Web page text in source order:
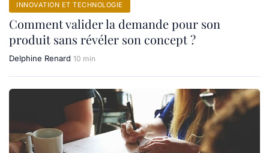
INNOVATION ET TECHNOLOGIE
Comment valider la demande pour son
produit sans révéler son concept ?
Delphine Renard 10 min